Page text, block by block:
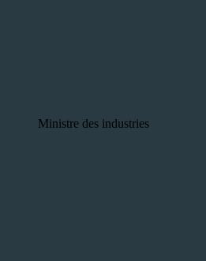
Ministre des industries